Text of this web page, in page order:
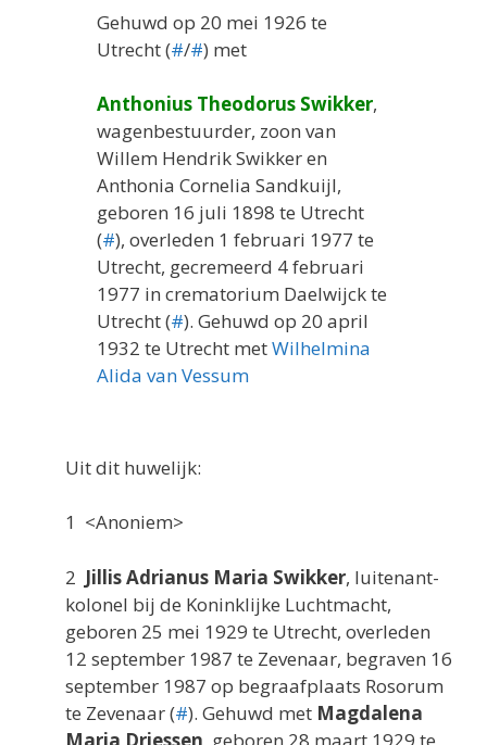
Gehuwd op 20 mei 1926 te
Utrecht (#/#) met
Anthonius Theodorus Swikker,
wagenbestuurder, zoon van
Willem Hendrik Swikker en
Anthonia Cornelia Sandkuijl,
geboren 16 juli 1898 te Utrecht
(#), overleden 1 februari 1977 te
Utrecht, gecremeerd 4 februari
1977 in crematorium Daelwijck te
Utrecht (#). Gehuwd op 20 april
1932 te Utrecht metWilhelmina
Alida van Vessum
Uit dit huwelijk:
1 <Anoniem>
2 Jillis Adrianus Maria Swikker, luitenant-
kolonel bij de Koninklijke Luchtmacht,
geboren 25 mei 1929 te Utrecht, overleden
12 september 1987 te Zevenaar, begraven 16
september 1987 op begraafplaats Rosorum
te Zevenaar (#). Gehuwd met Magdalena
Maria Driessen , geboren 28 maart 1929 te